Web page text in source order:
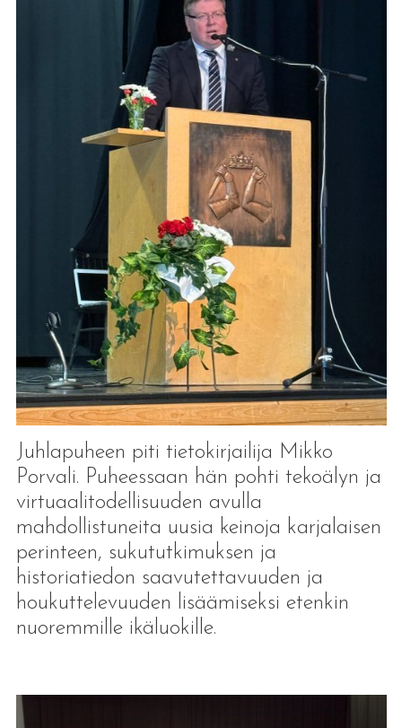
Juhlapuheen piti tietokirjailija Mikko
Porvali. Puheessaan hän pohti tekoälyn ja
virtuaalitodellisuuden avulla
mahdollistuneita uusia keinoja karjalaisen
perinteen, sukututkimuksen ja
historiatiedon saavutettavuuden ja
houkuttelevuuden lisäämiseksi etenkin
nuoremmille ikäluokille.